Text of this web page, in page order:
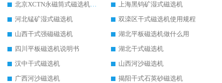
北京XCTN永磁筒式磁选机磁块位置
上海黑钨矿湿式磁选机
河北锰矿湿式磁选机
双滦区干式磁选机使用规程
山西干式强磁磁选机
湖北平板磁选机做什么用
四川平板磁选机说明书
湖北干式磁选机
汉中干式磁选机
山西河沙磁选机
广西河沙磁选机
揭阳干式石英砂磁选机